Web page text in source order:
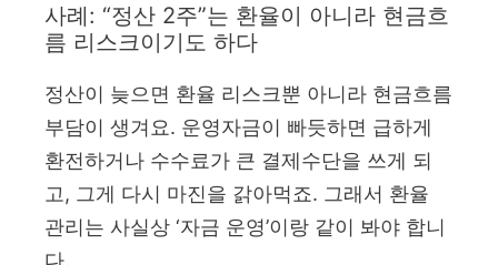
사례: “정산 2주”는 환율이 아니라 현금흐
름 리스크이기도 하다
정산이 늦으면 환율 리스크뿐 아니라 현금흐름
부담이 생겨요. 운영자금이 빠듯하면 급하게
환전하거나 수수료가 큰 결제수단을 쓰게 되
고, 그게 다시 마진을 갉아먹죠. 그래서 환율
관리는 사실상 ‘자금 운영’이랑 같이 봐야 합니
다.